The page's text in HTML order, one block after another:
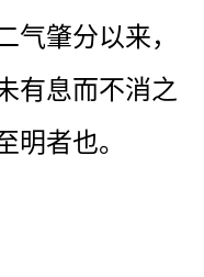
气肇分以来，
有息而不消之
明者也。